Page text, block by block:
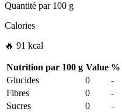
Quantité par100 g
Calories
🔥 91 kcal
Nutrition par 100 g Value %
Glucides
0
-
Fibres
0
-
Sucres
0
-